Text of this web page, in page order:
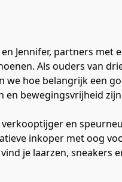
Jennifer, partners met
Als ouders van
we hoe belangrijk een
en bewegingsvrijheid
verkooptijger en
inkoper met oog
je laarzen, sneakers